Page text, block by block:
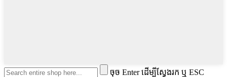
ចុច Enter ដើម្បីស្វែងរក ឬ ESC